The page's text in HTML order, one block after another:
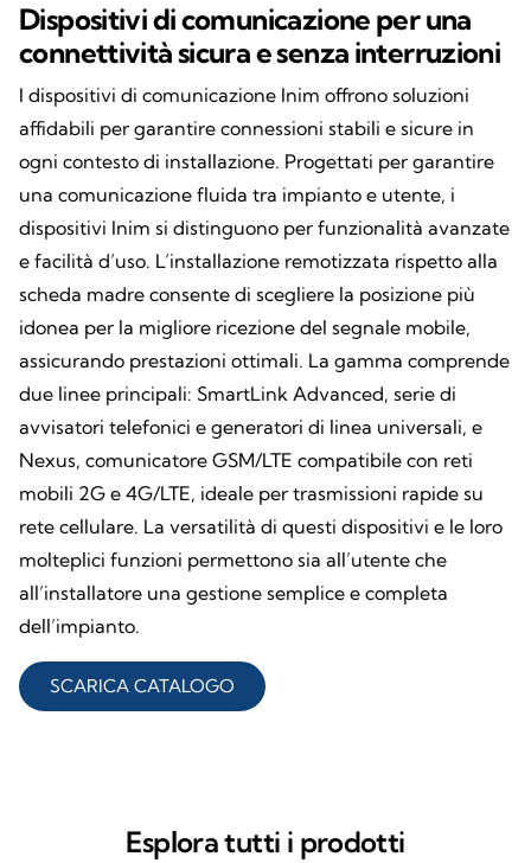
Dispositivi di comunicazione per una
connettività sicura e senza interruzioni
I dispositivi di comunicazione Inim offrono soluzioni
affidabili per garantire connessioni stabili e sicure in
ogni contesto di installazione. Progettati per garantire
una comunicazione fluida tra impianto e utente, i
dispositivi Inim si distinguono per funzionalità avanzate
e facilità d’uso. L’installazione remotizzata rispetto alla
scheda madre consente di scegliere la posizione più
idonea per la migliore ricezione del segnale mobile,
assicurando prestazioni ottimali. La gamma comprende
due linee principali: SmartLink Advanced, serie di
avvisatori telefonici e generatori di linea universali, e
Nexus, comunicatore GSM/LTE compatibile con reti
mobili 2G e 4G/LTE, ideale per trasmissioni rapide su
rete cellulare. La versatilità di questi dispositivi e le loro
molteplici funzioni permettono sia all’utente che
all’installatore una gestione semplice e completa
dell’impianto.
SCARICA CATALOGO
Esplora tutti i prodotti